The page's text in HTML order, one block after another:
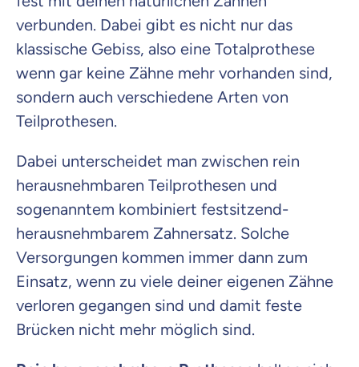
verbunden. Dabei gibt es nicht nur das
klassische Gebiss, also eine Totalprothese
wenn gar keine Zähne mehr vorhanden sind,
sondern auch verschiedene Arten von
Teilprothesen.
Dabei unterscheidet man zwischen rein
herausnehmbaren Teilprothesen und
sogenanntem kombiniert festsitzend-
herausnehmbarem Zahnersatz. Solche
Versorgungen kommen immer dann zum
Einsatz, wenn zu viele deiner eigenen Zähne
verloren gegangen sind und damit feste
Brücken nicht mehr möglich sind.